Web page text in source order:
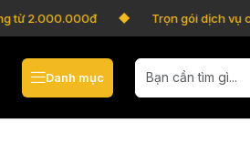
từ 2.000.000đ Trọn gói dịch vụ
Danh mục